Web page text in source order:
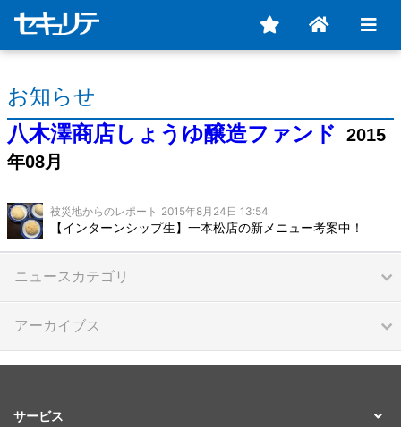
お知らせ
八木澤商店しょうゆ醸造ファンド
2015
年08月
被災地からのレポート 2015年8月24日 13:54
【インターンシップ生】一本松店の新メニュー考案中！
ニュースカテゴリ
アーカイブス
サービス